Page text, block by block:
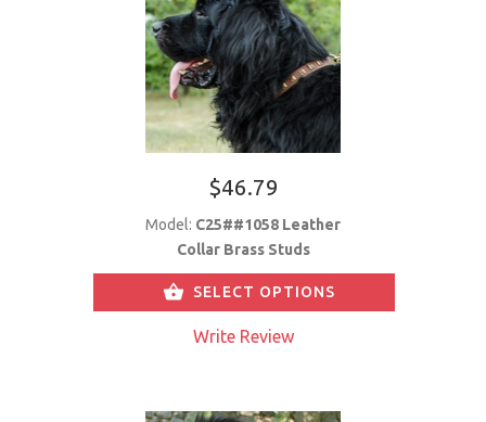
$46.79
Model: C25##1058 Leather
Collar Brass Studs
SELECT OPTIONS
Write Review